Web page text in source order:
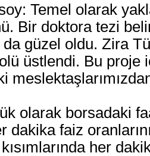
Temel olarak
Bir doktora tezi
da güzel oldu. Zira
üstlendi. Bu proje
olarak borsadaki
dakika faiz
her